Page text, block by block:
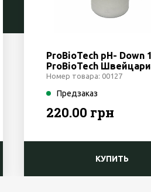
ProBioTech pH- Down
ProBioTech
Номер товара: 00127
Предзаказ
220.00 грн
КУПИТЬ